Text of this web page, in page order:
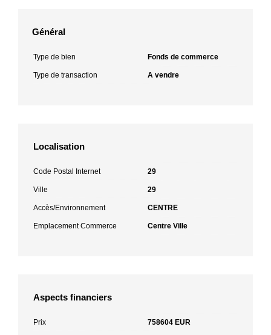
Général
Type de bien Fonds de commerce
Type de transaction A vendre
Localisation
Code Postal Internet 29
Ville 29
Accès/Environnement CENTRE
Emplacement Commerce Centre Ville
Aspects financiers
Prix 758604 EUR